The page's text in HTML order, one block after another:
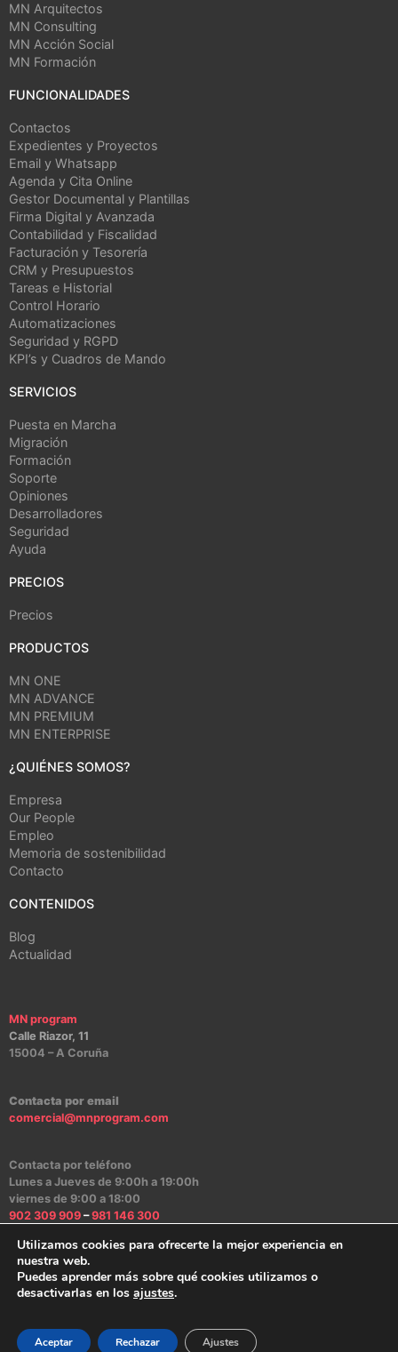
MN Arquitectos
MN Consulting
MN Acción Social
MN Formación
FUNCIONALIDADES
Contactos
Expedientes y Proyectos
Email y Whatsapp
Agenda y Cita Online
Gestor Documental y Plantillas
Firma Digital y Avanzada
Contabilidad y Fiscalidad
Facturación y Tesorería
CRM y Presupuestos
Tareas e Historial
Control Horario
Automatizaciones
Seguridad y RGPD
KPI’s y Cuadros de Mando
SERVICIOS
Puesta en Marcha
Migración
Formación
Soporte
Opiniones
Desarrolladores
Seguridad
Ayuda
PRECIOS
Precios
PRODUCTOS
MN ONE
MN ADVANCE
MN PREMIUM
MN ENTERPRISE
¿QUIÉNES SOMOS?
Empresa
Our People
Empleo
Memoria de sostenibilidad
Contacto
CONTENIDOS
Blog
Actualidad
MN program
Calle Riazor, 11
15004 – A Coruña
Contacta por email
comercial@mnprogram.com
Contacta por teléfono
Lunes a Jueves de 9:00h a 19:00h
viernes de 9:00 a 18:00
902 309 909 –981 146 300
Aviso Legal|Política de Privacidad |Política de Cookies| Canal Ético
Utilizamos cookies para ofrecerte la mejor experiencia en
nuestra web.
Puedes aprender más sobre qué cookies utilizamos o
desactivarlas en los ajustes.
Aceptar Rechazar Ajustes